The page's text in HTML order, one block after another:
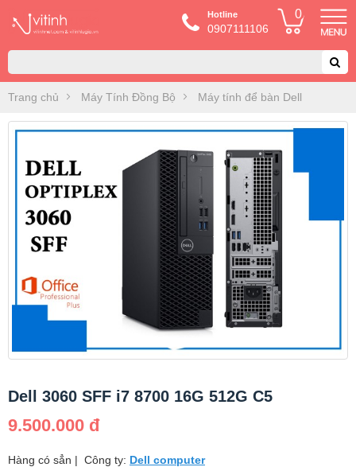
Hotline
0907111106
0
Trang chủ Máy Tính Đồng Bộ Máy tính để bàn Dell
Dell 3060 SFF i7 8700 16G 512G C5
9.500.000 đ
Hàng có sẳn | Công ty: Dell computer